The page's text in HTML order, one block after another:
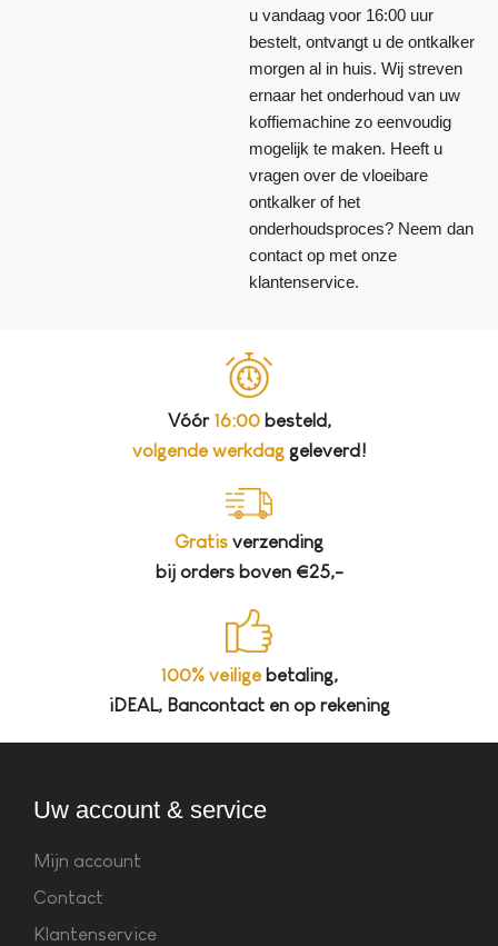
u vandaag voor 16:00 uur
bestelt, ontvangt u de ontkalker
morgen al in huis. Wij streven
ernaar het onderhoud van uw
koffiemachine zo eenvoudig
mogelijk te maken. Heeft u
vragen over de vloeibare
ontkalker of het
onderhoudsproces? Neem dan
contact op met onze
klantenservice.
Vóór 16:00besteld,
volgende werkdaggeleverd!
Gratis verzending
bij orders boven €25,-
100% veiligebetaling,
iDEAL, Bancontact en op rekening
Uw account & service
Mijn account
Contact
Klantenservice